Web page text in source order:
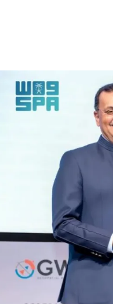
مجلة سيدتي
غلاف رفمي